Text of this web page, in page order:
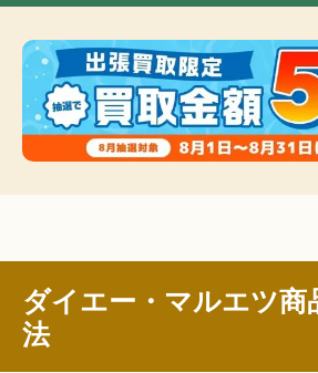
ダイエー・マルエツ商
法